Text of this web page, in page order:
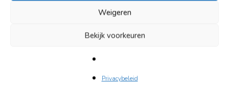
Weigeren
Bekijk voorkeuren
Privacybeleid
een jaar of wat verslaafd geweest aan heroïne en
heeft hierbij hiv opgelopen.
Huidige situatie: wonen,
bezigheden